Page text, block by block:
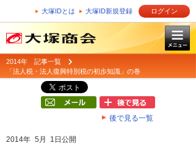
大塚IDとは 大塚ID新規登録 ログイン
2014年 記事一覧
「法人税・法人復興特別税の初歩知識」の巻
後で見る一覧
2014年 5月 1日公開